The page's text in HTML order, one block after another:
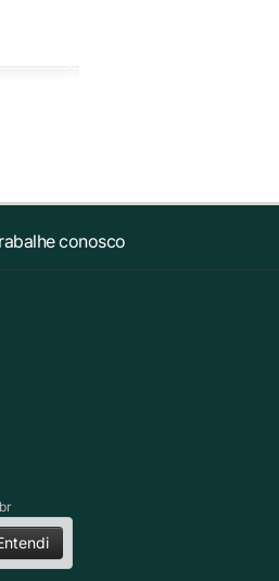
conosco